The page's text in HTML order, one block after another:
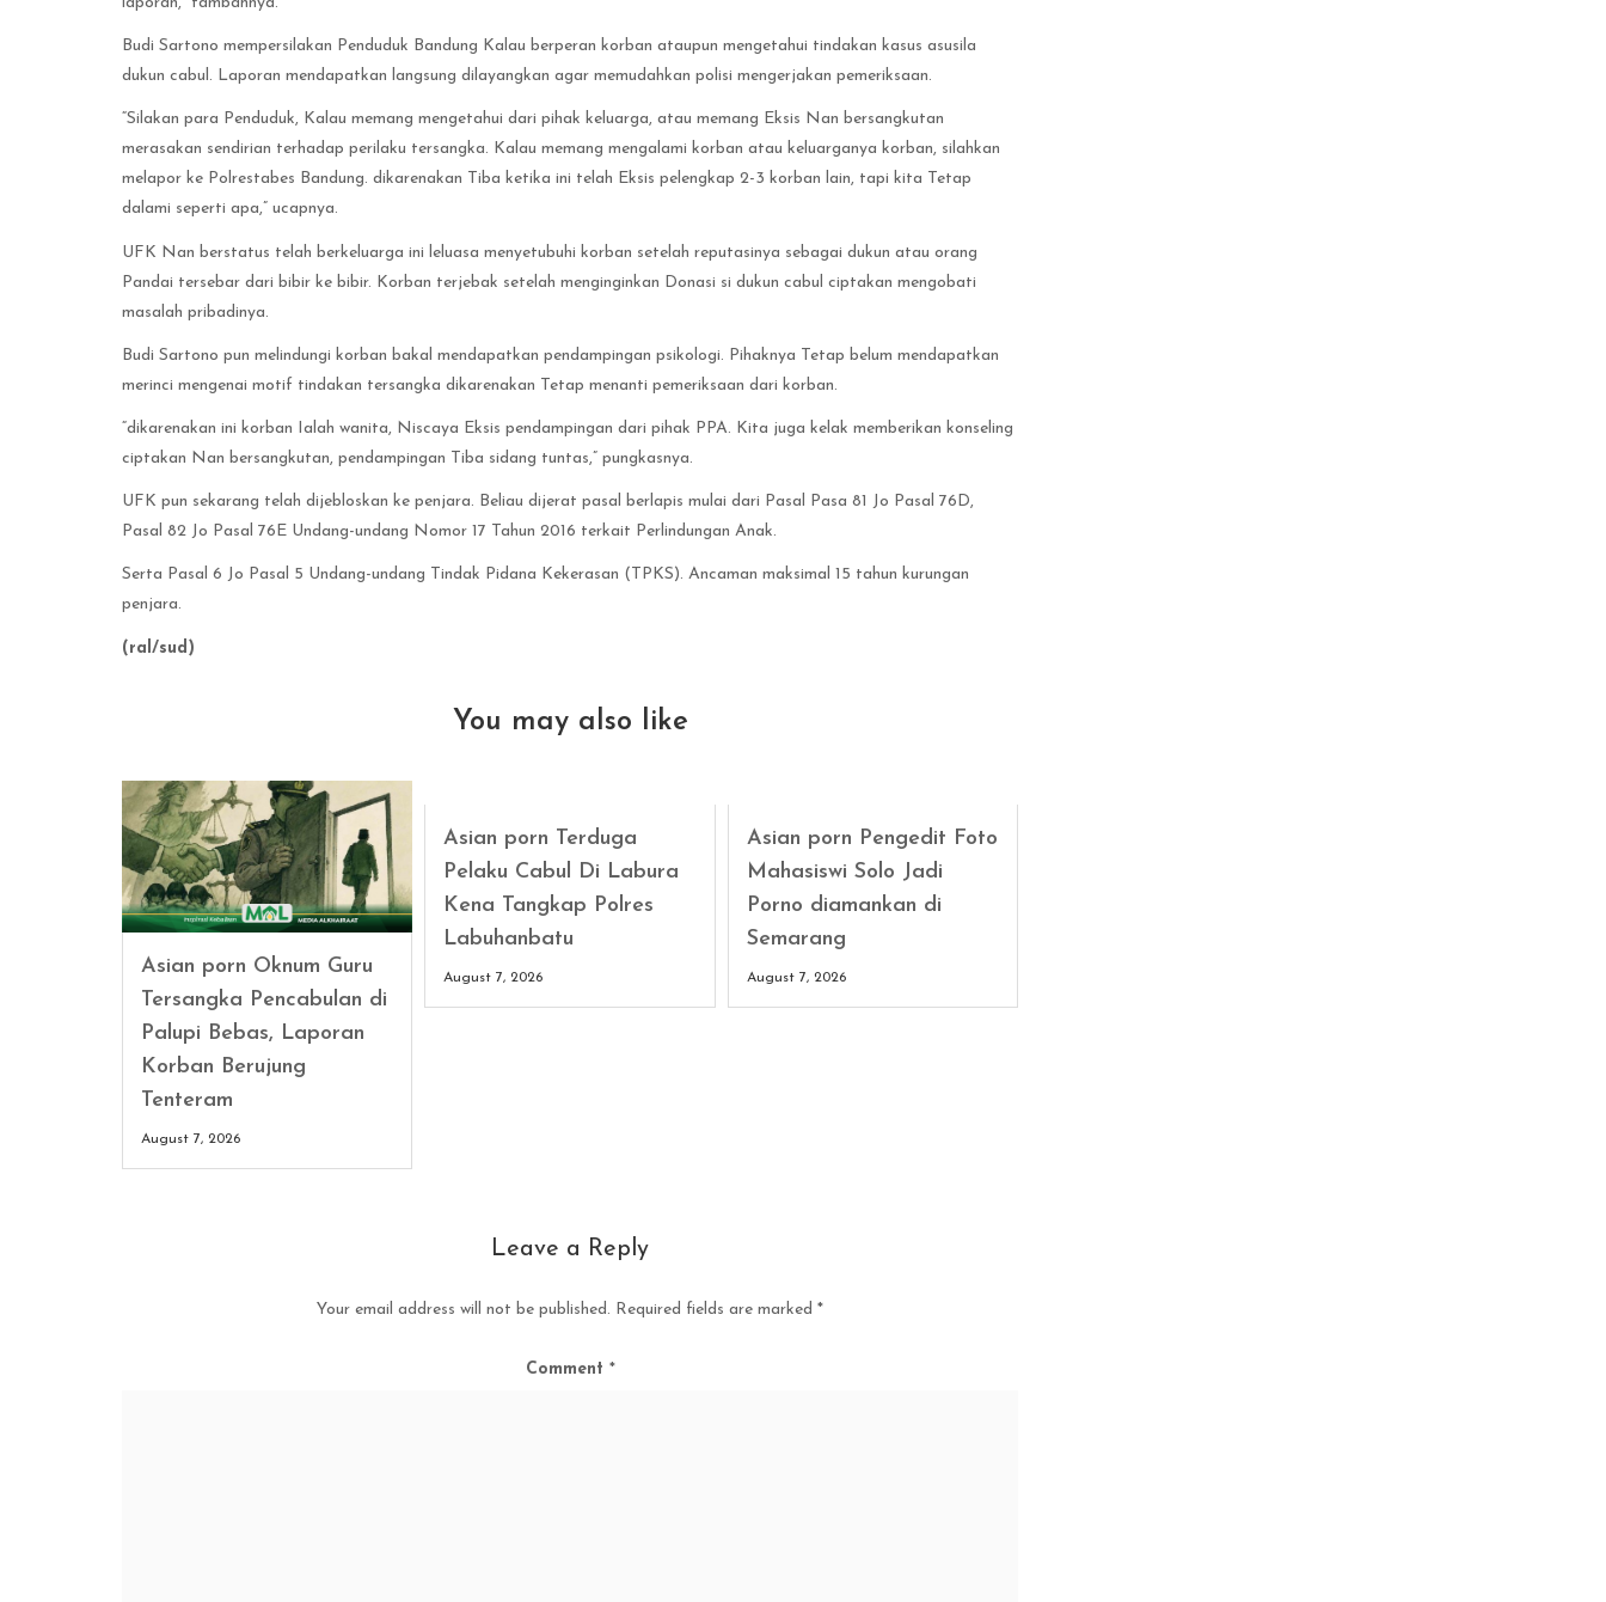
Budi Sartono mempersilakan Penduduk Bandung Kalau berperan korban ataupun mengetahui tindakan kasus asusila
dukun cabul. Laporan mendapatkan langsung dilayangkan agar memudahkan polisi mengerjakan pemeriksaan.
“Silakan para Penduduk, Kalau memang mengetahui dari pihak keluarga, atau memang Eksis Nan bersangkutan
merasakan sendirian terhadap perilaku tersangka. Kalau memang mengalami korban atau keluarganya korban, silahkan
melapor ke Polrestabes Bandung. dikarenakan Tiba ketika ini telah Eksis pelengkap 2-3 korban lain, tapi kita Tetap
dalami seperti apa,” ucapnya.
UFK Nan berstatus telah berkeluarga ini leluasa menyetubuhi korban setelah reputasinya sebagai dukun atau orang
Pandai tersebar dari bibir ke bibir. Korban terjebak setelah menginginkan Donasi si dukun cabul ciptakan mengobati
masalah pribadinya.
Budi Sartono pun melindungi korban bakal mendapatkan pendampingan psikologi. Pihaknya Tetap belum mendapatkan
merinci mengenai motif tindakan tersangka dikarenakan Tetap menanti pemeriksaan dari korban.
“dikarenakan ini korban Ialah wanita, Niscaya Eksis pendampingan dari pihak PPA. Kita juga kelak memberikan konseling
ciptakan Nan bersangkutan, pendampingan Tiba sidang tuntas,” pungkasnya.
UFK pun sekarang telah dijebloskan ke penjara. Beliau dijerat pasal berlapis mulai dari Pasal Pasa 81 Jo Pasal 76D,
Pasal 82 Jo Pasal 76E Undang-undang Nomor 17 Tahun 2016 terkait Perlindungan Anak.
Serta Pasal 6 Jo Pasal 5 Undang-undang Tindak Pidana Kekerasan (TPKS). Ancaman maksimal 15 tahun kurungan
penjara.
(ral/sud)
You may also like
Asian porn Oknum Guru
Tersangka Pencabulan di
Palupi Bebas, Laporan
Korban Berujung
Tenteram
August 7, 2026
Asian porn Terduga
Pelaku Cabul Di Labura
Kena Tangkap Polres
Labuhanbatu
August 7, 2026
Asian porn Pengedit Foto
Mahasiswi Solo Jadi
Porno diamankan di
Semarang
August 7, 2026
Leave a Reply
Your email address will not be published. Required fields are marked *
Comment *